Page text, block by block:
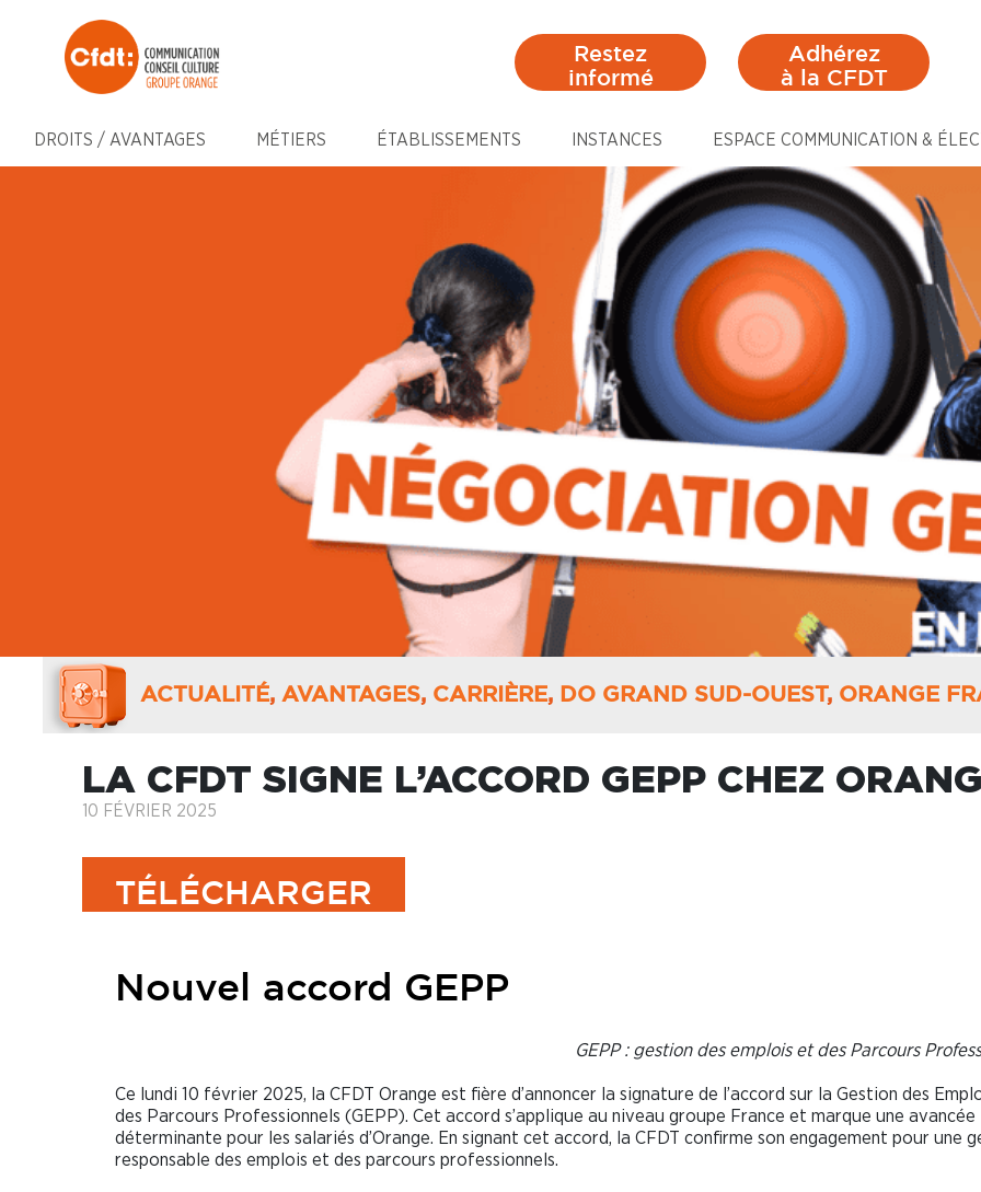
Restez
informé
Adhérez
à la CFDT
DROITS / AVANTAGES MÉTIERS ÉTABLISSEMENTS INSTANCES ESPACE COMMUNICATION &
ACTUALITÉ, AVANTAGES, CARRIÈRE, DO GRAND SUD-OUEST, ORANGE
LA CFDT SIGNE L’ACCORD GEPP CHEZ
10 FÉVRIER 2025
TÉLÉCHARGER
Nouvel accord GEPP
GEPP : gestion des emplois et des Parcours
Ce lundi 10 février 2025, la CFDT Orange est fière d’annoncer la signature de l’accord sur la Gestion des
des Parcours Professionnels (GEPP). Cet accord s’applique au niveau groupe France et marque une avancée
déterminante pour les salariés d’Orange. En signant cet accord, la CFDT confirme son engagement pour une
responsable des emplois et des parcours professionnels.